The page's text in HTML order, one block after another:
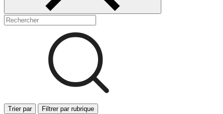
Trier par Filtrer par rubrique